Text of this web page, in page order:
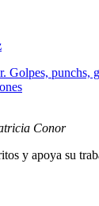
Golpes, punchs,
Conor
y apoya su